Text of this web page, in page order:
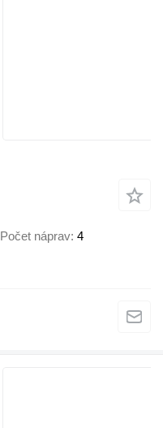
Počet náprav 4